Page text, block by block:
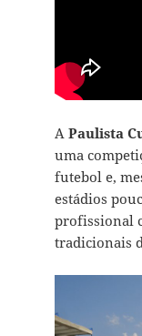
A Paulista
uma
futebol e,
estádios
profissional
tradicionais